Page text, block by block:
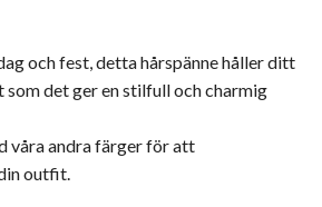
och fest, detta hårspänne håller ditt
det ger en stilfull och charmig
våra andra färger för att
outfit.